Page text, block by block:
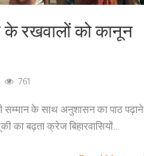
के रखवालों को कानून
761
के साथ अनुशासन का पाठ पढ़ाने
बढ़ता क्रेज बिहारवासियों...